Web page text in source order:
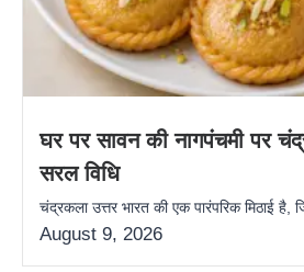
घर पर सावन की नागपंचमी पर
सरल विधि
चंद्रकला उत्तर भारत की एक पारंपरिक मिठाई है,
August 9, 2026